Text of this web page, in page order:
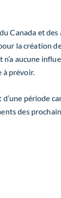
Canada et
la création
n’a aucune
à prévoir.
période
des